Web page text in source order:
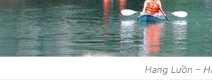
Hang Luồn –